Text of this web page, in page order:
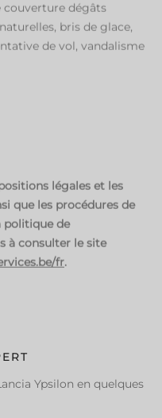
couverture dégâts
bris de glace,
de vol, vandalisme
légales et les
que les procédures de
politique de
à consulter le site
fr.
Ypsilon en quelques